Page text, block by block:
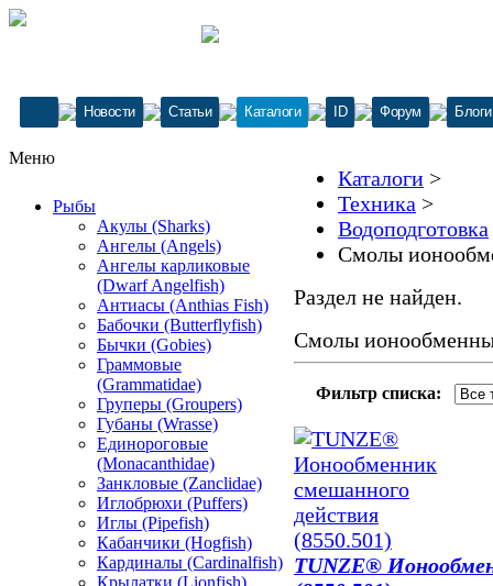
Новости Статьи Каталоги ID Форум Блоги
Меню
Рыбы
Акулы (Sharks)
Ангелы (Angels)
Ангелы карликовые
(Dwarf Angelfish)
Антиасы (Anthias Fish)
Бабочки (Butterflyfish)
Бычки (Gobies)
Граммовые
(Grammatidae)
Груперы (Groupers)
Губаны (Wrasse)
Единороговые
(Monacanthidae)
Занкловые (Zanclidae)
Иглобрюхи (Puffers)
Иглы (Pipefish)
Кабанчики (Hogfish)
Кардиналы (Cardinalfish)
Крылатки (Lionfish)
Каталоги >
Техника >
Водоподготовка
Смолы
Раздел не найден.
Смолы
Фильтр списка:
TUNZE®